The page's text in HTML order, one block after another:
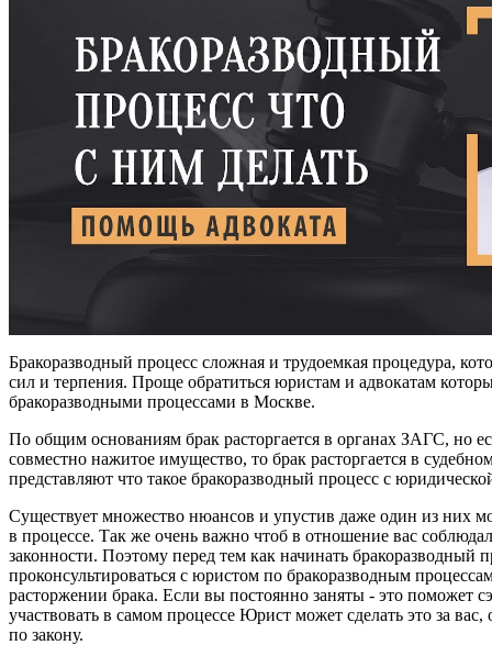
Бракоразводный процесс сложная и трудоемкая процедура,
сил и терпения. Проще обратиться юристам и адвокатам
бракоразводными процессами в Москве.
По общим основаниям брак расторгается в органах ЗАГС, но
совместно нажитое имущество, то брак расторгается в
представляют что такое бракоразводный процесс с
Существует множество нюансов и упустив даже один из них
в процессе. Так же очень важно чтоб в отношение вас
законности. Поэтому перед тем как начинать бракоразводный
проконсультироваться с юристом по бракоразводным
расторжении брака. Если вы постоянно заняты - это поможет
участвовать в самом процессе Юрист может сделать это за вас,
по закону.